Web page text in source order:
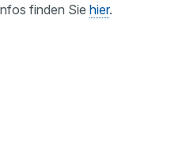
finden Siehier.